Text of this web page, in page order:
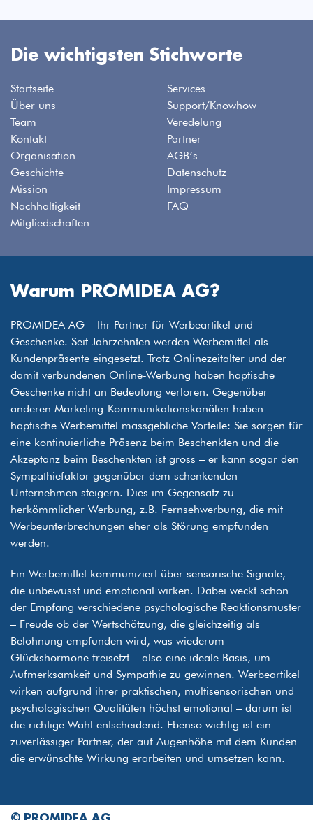
Die wichtigsten Stichworte
Startseite
Über uns
Team
Kontakt
Services
Support/Knowhow
Veredelung
Partner
Organisation
Geschichte
Mission
Nachhaltigkeit
AGB‘s
Datenschutz
Impressum
FAQ
Mitgliedschaften
Warum PROMIDEA AG?
PROMIDEA AG – Ihr Partner für Werbeartikel und
Geschenke. Seit Jahrzehnten werden Werbemittel als
Kundenpräsente eingesetzt. Trotz Onlinezeitalter und der
damit verbundenen Online-Werbung haben haptische
Geschenke nicht an Bedeutung verloren. Gegenüber
anderen Marketing-Kommunikationskanälen haben
haptische Werbemittel massgebliche Vorteile: Sie sorgen für
eine kontinuierliche Präsenz beim Beschenkten und die
Akzeptanz beim Beschenkten ist gross – er kann sogar den
Sympathiefaktor gegenüber dem schenkenden
Unternehmen steigern. Dies im Gegensatz zu
herkömmlicher Werbung, z.B. Fernsehwerbung, die mit
Werbeunterbrechungen eher als Störung empfunden
werden.
Ein Werbemittel kommuniziert über sensorische Signale,
die unbewusst und emotional wirken. Dabei weckt schon
der Empfang verschiedene psychologische Reaktionsmuster
– Freude ob der Wertschätzung, die gleichzeitig als
Belohnung empfunden wird, was wiederum
Glückshormone freisetzt – also eine ideale Basis, um
Aufmerksamkeit und Sympathie zu gewinnen. Werbeartikel
wirken aufgrund ihrer praktischen, multisensorischen und
psychologischen Qualitäten höchst emotional – darum ist
die richtige Wahl entscheidend. Ebenso wichtig ist ein
zuverlässiger Partner, der auf Augenhöhe mit dem Kunden
die erwünschte Wirkung erarbeiten und umsetzen kann.